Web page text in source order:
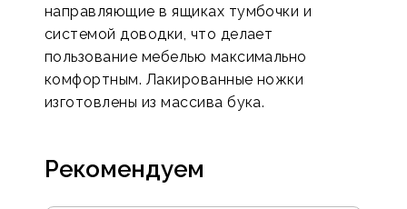
направляющие в ящиках тумбочки и
системой доводки, что делает
пользование мебелью максимально
комфортным. Лакированные ножки
изготовлены из массива бука.
Рекомендуем